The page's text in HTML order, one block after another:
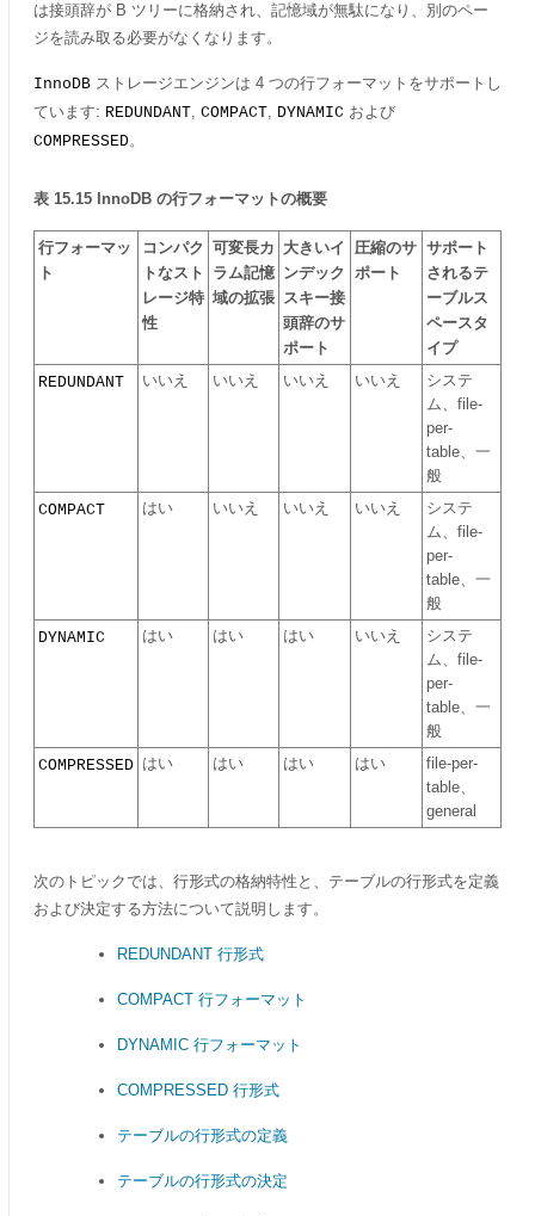
は接頭辞が B ツリーに格納され、記憶域が無駄になり、別のペー
ジを読み取る必要がなくなります。
InnoDB ストレージエンジンは 4 つの行フォーマットをサポートし
ています: REDUNDANT, COMPACT, DYNAMIC および
COMPRESSED。
表 15.15 InnoDB の行フォーマットの概要
行フォーマッ
ト
コンパク
トなスト
レージ特
性
可変長カ
ラム記憶
域の拡張
大きいイ
ンデック
スキー接
頭辞のサ
ポート
圧縮のサ
ポート
サポート
されるテ
ーブルス
ペースタ
イプ
REDUNDANT
いいえ いいえ いいえ いいえ
システ
ム、file-
per-
table、一
般
COMPACT はい いいえ いいえ いいえ
システ
ム、file-
per-
table、一
般
DYNAMIC はい はい はい いいえ
システ
ム、file-
per-
table、一
般
COMPRESSED はい はい はい はい
file-per-
table、
general
次のトピックでは、行形式の格納特性と、テーブルの行形式を定義
および決定する方法について説明します。
REDUNDANT 行形式
COMPACT 行フォーマット
DYNAMIC 行フォーマット
COMPRESSED 行形式
テーブルの行形式の定義
テーブルの行形式の決定